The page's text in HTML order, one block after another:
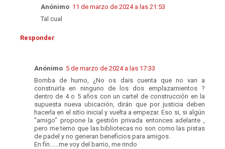
Anónimo 11 de marzo de 2024 a las 21:53
Tal cual
Responder
Anónimo 5 de marzo de 2024 a las 17:33
Bomba de humo, ¿No os dais cuenta que no van a
construirla en ninguno de los dos emplazamientos ?
dentro de 4 o 5 años con un cartel de construcción en la
supuesta nueva ubicación, dirán que por justicia deben
hacerla en el sitio inicial y vuelta a empezar. Eso si, si algún
"amigo" propone la gestión privada entonces adelante ,
pero me temo que las bibliotecas no son como las pistas
de padel y no generan beneficios para amigos.
En fin......me voy del barrio, me rindo